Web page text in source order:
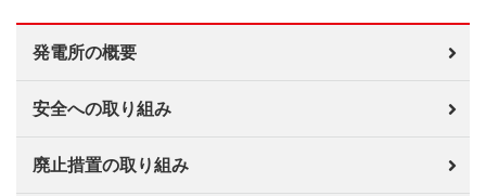
発電所の概要
安全への取り組み
廃止措置の取り組み